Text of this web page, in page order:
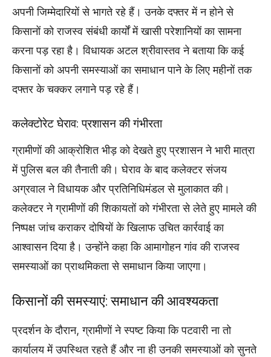
अपनी जिम्मेदारियों से भागते रहे हैं। उनके दफ्तर में न होने से
किसानों को राजस्व संबंधी कार्यों में खासी परेशानियों का सामना
करना पड़ रहा है। विधायक अटल श्रीवास्तव ने बताया कि कई
किसानों को अपनी समस्याओं का समाधान पाने के लिए महीनों तक
दफ्तर के चक्कर लगाने पड़ रहे हैं।
कलेक्टोरेट घेराव: प्रशासन की गंभीरता
ग्रामीणों की आक्रोशित भीड़ को देखते हुए प्रशासन ने भारी मात्रा
में पुलिस बल की तैनाती की। घेराव के बाद कलेक्टर संजय
अग्रवाल ने विधायक और प्रतिनिधिमंडल से मुलाकात की।
कलेक्टर ने ग्रामीणों की शिकायतों को गंभीरता से लेते हुए मामले की
निष्पक्ष जांच कराकर दोषियों के खिलाफ उचित कार्रवाई का
आश्वासन दिया है। उन्होंने कहा कि आमागोहन गांव की राजस्व
समस्याओं का प्राथमिकता से समाधान किया जाएगा।
किसानों की समस्याएं: समाधान की आवश्यकता
प्रदर्शन के दौरान, ग्रामीणों ने स्पष्ट किया कि पटवारी ना तो
कार्यालय में उपस्थित रहते हैं और ना ही उनकी समस्याओं को सुनते